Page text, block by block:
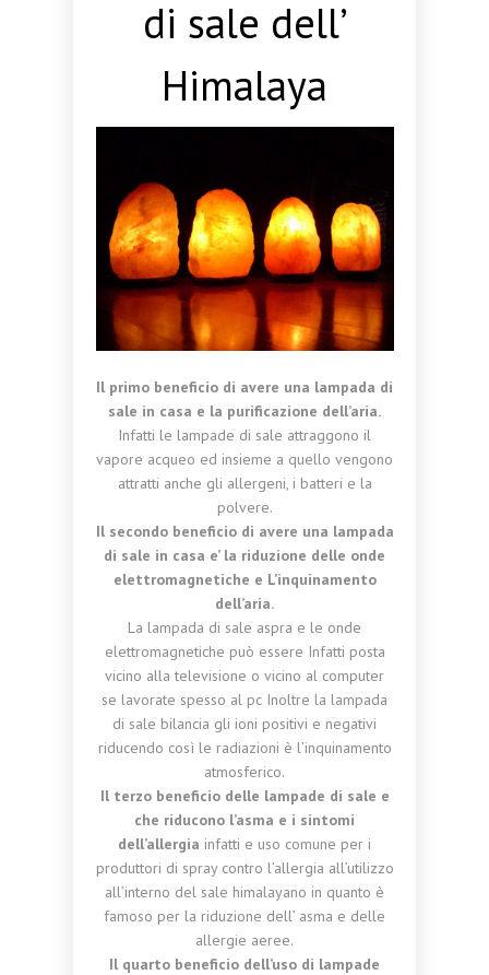
di sale dell’
Himalaya
Il primo beneficio di avere una lampada di
sale in casa e la purificazione dell’aria.
Infatti le lampade di sale attraggono il
vapore acqueo ed insieme a quello vengono
attratti anche gli allergeni, i batteri e la
polvere.
Il secondo beneficio di avere una lampada
di sale in casa e’ la riduzione delle onde
elettromagnetiche e L’inquinamento
dell’aria.
La lampada di sale aspra e le onde
elettromagnetiche può essere Infatti posta
vicino alla televisione o vicino al computer
se lavorate spesso al pc Inoltre la lampada
di sale bilancia gli ioni positivi e negativi
riducendo così le radiazioni è l’inquinamento
atmosferico.
Il terzo beneficio delle lampade di sale e
che riducono l’asma e i sintomi
dell’allergia infatti e uso comune per i
produttori di spray contro l’allergia all’utilizzo
all’interno del sale himalayano in quanto è
famoso per la riduzione dell’ asma e delle
allergie aeree.
Il quarto beneficio dell’uso di lampade